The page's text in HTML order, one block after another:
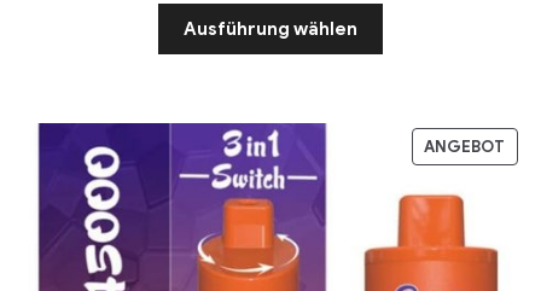
Ausführung wählen
ANGEBOT